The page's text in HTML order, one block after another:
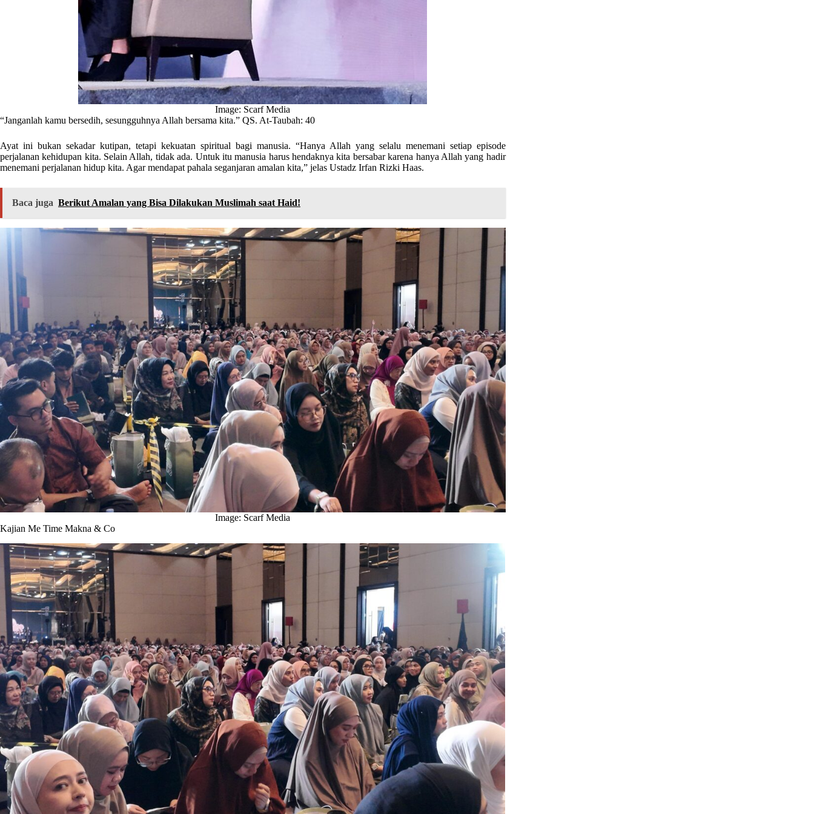
Image: Scarf Media
“Janganlah kamu bersedih, sesungguhnya Allah bersama kita.” QS. At-Taubah: 40
Ayat ini bukan sekadar kutipan, tetapi kekuatan spiritual bagi manusia. “Hanya Allah yang selalu menemani setiap episode
perjalanan kehidupan kita. Selain Allah, tidak ada. Untuk itu manusia harus hendaknya kita bersabar karena hanya Allah yang hadir
menemani perjalanan hidup kita. Agar mendapat pahala seganjaran amalan kita,” jelas Ustadz Irfan Rizki Haas.
Baca juga Berikut Amalan yang Bisa Dilakukan Muslimah saat Haid!
Image: Scarf Media
Kajian Me Time Makna & Co